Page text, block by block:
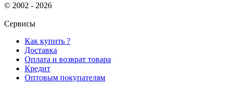
© 2002 - 2026
Сервисы
Как купить ?
Доставка
Оплата и возврат товара
Кредит
Оптовым покупателям